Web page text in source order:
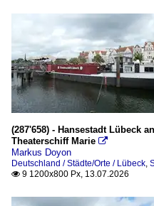
(287'658) - Hansestadt Lübeck
Theaterschiff Marie 
Markus Doyon
Deutschland / Städte/Orte / Lübeck,
 9 1200x800 Px, 13.07.2026